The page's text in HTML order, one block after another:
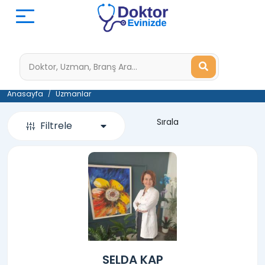
Anasayfa Uzmanlar
Filtrele Sırala
SELDA KAP